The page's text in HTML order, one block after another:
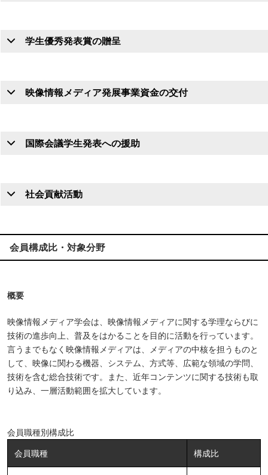
学生優秀発表賞の贈呈
映像情報メディア発展事業資金の交付
国際会議学生発表への援助
社会貢献活動
会員構成比・対象分野
概要
映像情報メディア学会は、映像情報メディアに関する学理ならびに
技術の進歩向上、普及をはかることを目的に活動を行っています。
言うまでもなく映像情報メディアは、メディアの中核を担うものと
して、映像に関わる機器、システム、方式等、広範な領域の学問、
技術を含む総合技術です。また、近年コンテンツに関する技術も取
り込み、一層活動範囲を拡大しています。
会員職種別構成比
会員職種 構成比